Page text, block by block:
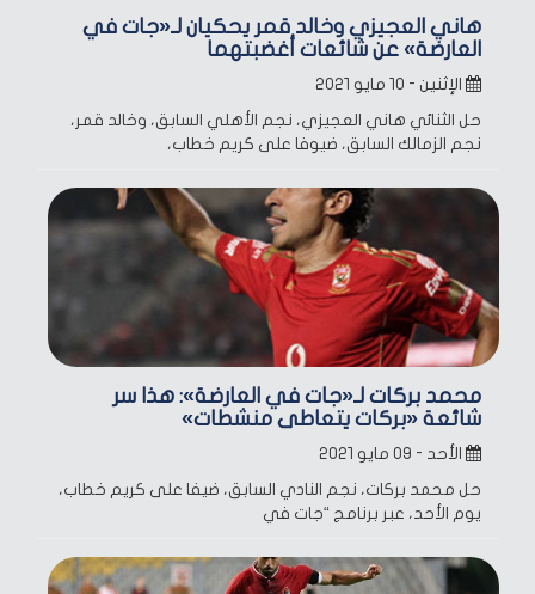
هاني العجيزي وخالد قمر يحكيان لـ«جات في
العارضة» عن شائعات أغضبتهما
الإثنين - ١٠ مايو ٢٠٢١
حل الثنائي هاني العجيزي، نجم الأهلي السابق، وخالد قمر،
نجم الزمالك السابق، ضيوفا على كريم خطاب،
محمد بركات لـ«جات في العارضة»: هذا سر
شائعة «بركات يتعاطى منشطات»
الأحد - ٠٩ مايو ٢٠٢١
حل محمد بركات، نجم النادي السابق، ضيفا على كريم خطاب،
يوم الأحد، عبر برنامج “جات في